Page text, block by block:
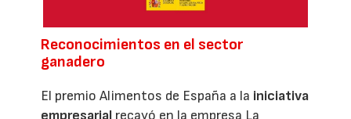
Reconocimientos en el sector
ganadero
El premio Alimentos de España a la iniciativa